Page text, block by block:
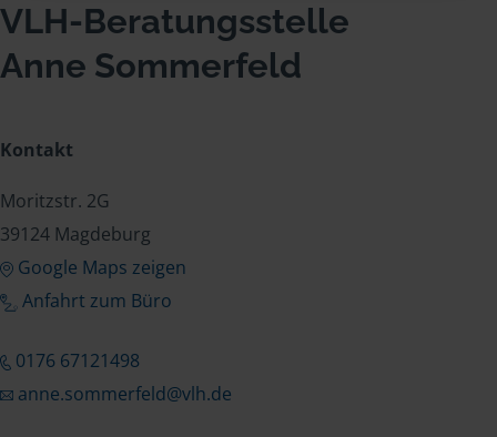
VLH-Beratungsstelle
Anne Sommerfeld
Kontakt
Moritzstr. 2G
39124 Magdeburg
Google Maps zeigen
Anfahrt zum Büro
0176 67121498
anne.sommerfeld@vlh.de